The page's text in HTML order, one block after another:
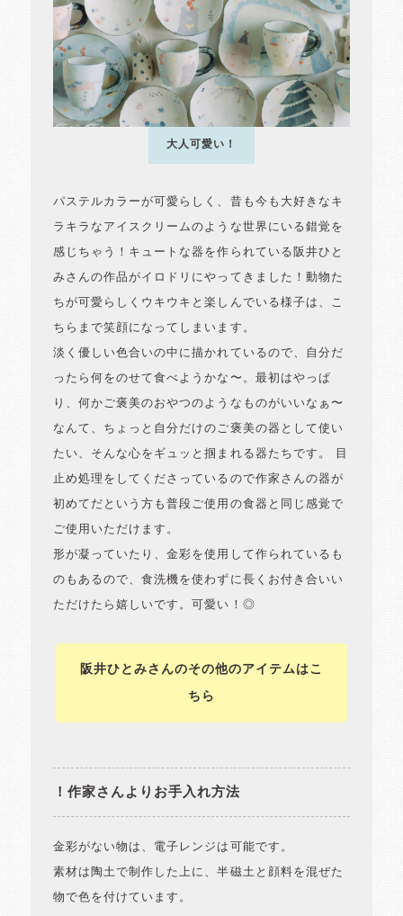
大人可愛い！
パステルカラーが可愛らしく、昔も今も大好きなキ
ラキラなアイスクリームのような世界にいる錯覚を
感じちゃう！キュートな器を作られている阪井ひと
みさんの作品がイロドリにやってきました！動物た
ちが可愛らしくウキウキと楽しんでいる様子は、こ
ちらまで笑顔になってしまいます。
淡く優しい色合いの中に描かれているので、自分だ
ったら何をのせて食べようかな〜。最初はやっぱ
り、何かご褒美のおやつのようなものがいいなぁ〜
なんて、ちょっと自分だけのご褒美の器として使い
たい、そんな心をギュッと掴まれる器たちです。 目
止め処理をしてくださっているので作家さんの器が
初めてだという方も普段ご使用の食器と同じ感覚で
ご使用いただけます。
形が凝っていたり、金彩を使用して作られているも
のもあるので、食洗機を使わずに長くお付き合いい
ただけたら嬉しいです。可愛い！◎
阪井ひとみさんのその他のアイテムはこ
ちら
！作家さんよりお手入れ方法
金彩がない物は、電子レンジは可能です。
素材は陶土で制作した上に、半磁土と顔料を混ぜた
物で色を付けています。